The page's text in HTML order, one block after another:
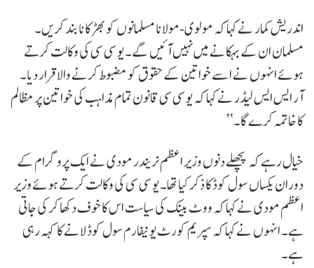
اندریش کمار نے کہا کہ مولوی-مولانا مسلمانوں کو بھڑکانا بند کریں۔
مسلمان ان کے بہکانے میں نہیں آئیں گے۔ یو سی سی کی وکالت کرتے
ہوئے انہوں نے اسے خواتین کے حقوق کو مضبوط کرنے والا قرار دیا۔
آر ایس ایس لیڈر نے کہا کہ یو سی سی قانون تمام مذاہب کی خواتین پر مظالم
کا خاتمہ کرے گا۔‘‘
خیال رہے کہ پچھلے دنوں وزیر اعظم نریندر مودی نے ایک پروگرام کے
دوران یکساں سول کوڈ کا ذکر کیا تھا۔ یو سی سی کی وکالت کرتے ہوئے وزیر
اعظم مودی نے کہا کہ ووٹ بینک کی سیاست اس کا خوف دکھا کر کی جاتی
ہے۔ انہوں نے کہا کہ سپریم کورٹ یونیفارم سول کوڈ لانے کا کہہ رہی
ہے۔